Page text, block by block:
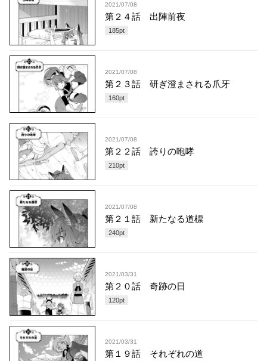
2021/07/08
第２４話 出陣前夜
185pt
2021/07/08
第２３話 研ぎ澄まされる爪牙
160pt
2021/07/08
第２２話 誇りの咆哮
210pt
2021/07/08
第２１話 新たなる道標
240pt
2021/03/31
第２０話 奇跡の日
120pt
2021/03/31
第１９話 それぞれの道